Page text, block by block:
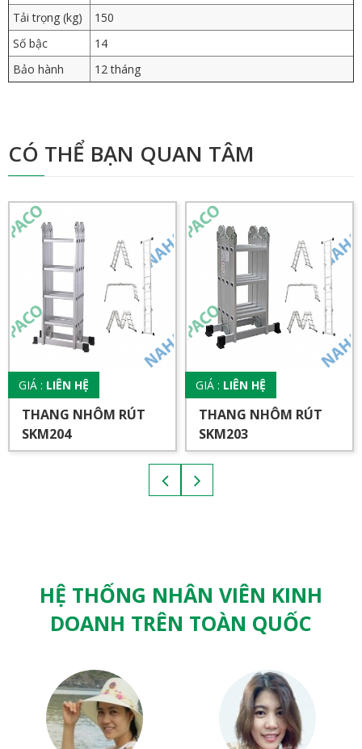
Tải trọng (kg)
150
Số bậc
14
Bảo hành
12 tháng
CÓ THỂ BẠN QUAN TÂM
GIÁ : LIÊN HỆ
THANG NHÔM RÚT
SKM204
GIÁ : LIÊN HỆ
THANG NHÔM RÚT
SKM203
HỆ THỐNG NHÂN VIÊN KINH
DOANH TRÊN TOÀN QUỐC